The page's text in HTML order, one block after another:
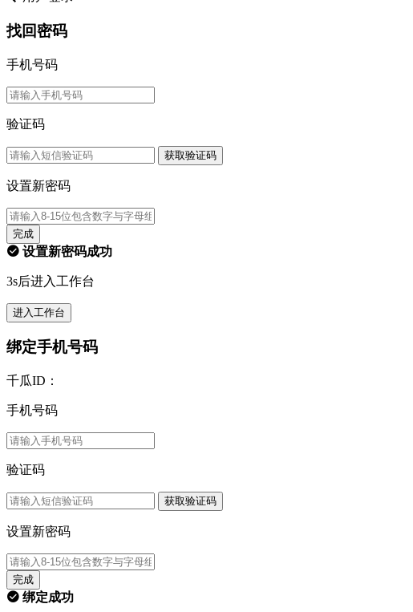
找回密码
手机号码
验证码
获取验证码
设置新密码
完成
设置新密码成功
3s后进入工作台
进入工作台
绑定手机号码
千瓜ID：
手机号码
验证码
获取验证码
设置新密码
完成
绑定成功